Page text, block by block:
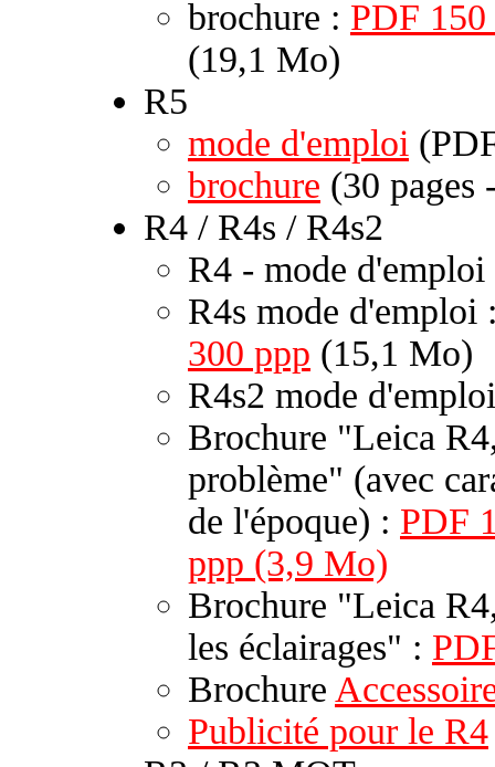
brochure : PDF 150
(19,1 Mo)
R5
mode d'emploi
brochure (30
R4 / R4s / R4s2
R4 - mode
R4s mode
300 ppp (15,1 Mo)
R4s2 mode
Brochure "Leica
problème" (avec
de l'époque) : PDF
ppp (3,9 Mo)
Brochure "Leica
les éclairages" :
Brochure
Publicité pour le R4